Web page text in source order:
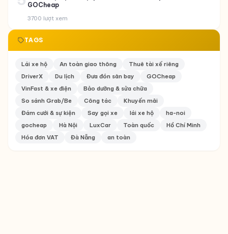
GOCheap
3700 lượt xem
TAGS
Lái xe hộ An toàn giao thông
Thuê tài xế riêng
DriverX
Du lịch Đưa đón sân bay
GOCheap
VinFast & xe điện
Bảo dưỡng & sửa chữa
So sánh Grab/Be
Công tác
Khuyến mãi
Đám cưới & sự kiện
Say gọi xe lái xe hộ
ha-noi
gocheap
Hà Nội LuxCar Toàn quốc
Hồ Chí Minh
Hóa đơn VAT
Đà Nẵng an toàn